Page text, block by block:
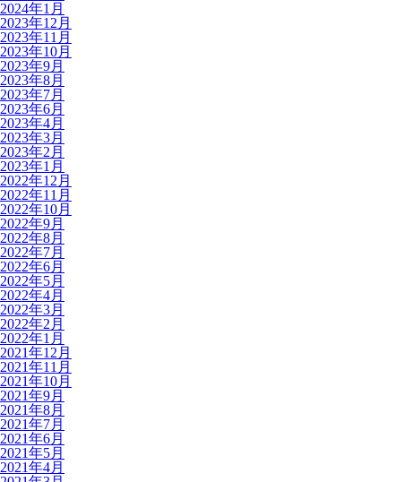
2024年1月
2023年12月
2023年11月
2023年10月
2023年9月
2023年8月
2023年7月
2023年6月
2023年4月
2023年3月
2023年2月
2023年1月
2022年12月
2022年11月
2022年10月
2022年9月
2022年8月
2022年7月
2022年6月
2022年5月
2022年4月
2022年3月
2022年2月
2022年1月
2021年12月
2021年11月
2021年10月
2021年9月
2021年8月
2021年7月
2021年6月
2021年5月
2021年4月